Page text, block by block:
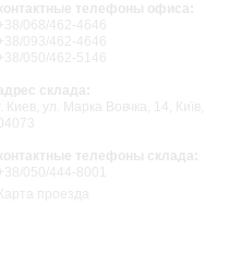
телефоны офиса:
+38/068/462-4646
+38/093/462-4646
+38/050/462-5146
склада:
Киев, ул. Марка Вовчка, 14, Київ,
04073
телефоны склада:
+38/050/444-8001
Карта проезда